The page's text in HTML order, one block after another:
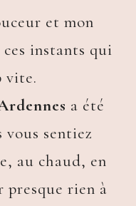
et mon
instants qui
vite.
a été
vous sentiez
au chaud, en
presque rien à